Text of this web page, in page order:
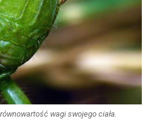
wagi swojego ciała.